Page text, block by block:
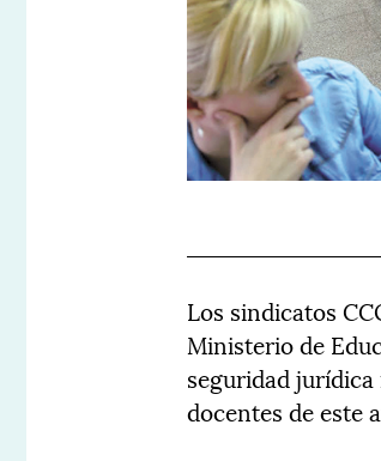
Los sindicatos
Ministerio de
seguridad
docentes de este